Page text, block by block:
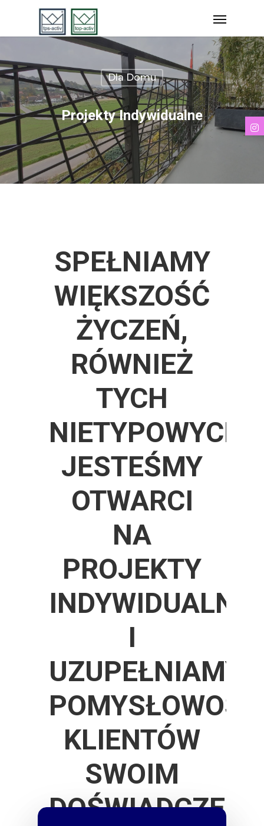
Dla Domu
Projekty Indywidualne
SPEŁNIAMY
WIĘKSZOŚĆ
ŻYCZEŃ,
RÓWNIEŻ
TYCH
NIETYPOWYCH.
JESTEŚMY
OTWARCI
NA
PROJEKTY
INDYWIDUALNE
I
UZUPEŁNIAMY
POMYSŁOWOŚĆ
KLIENTÓW
SWOIM